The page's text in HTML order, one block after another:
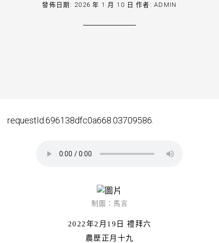
發佈日期: 2026 年 1 月 10 日 作者:ADMIN
requestId:696138dfc0a668.03709586.
制圖：馬言
2022年2月19日 禮拜六
農歷正月十九